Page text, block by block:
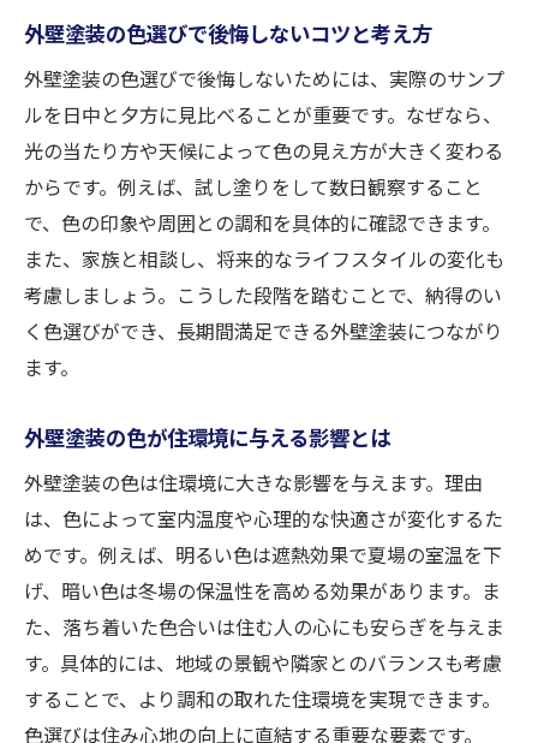
外壁塗装の色選びで後悔しないコツと考え方
外壁塗装の色選びで後悔しないためには、実際のサンプ
ルを日中と夕方に見比べることが重要です。なぜなら、
光の当たり方や天候によって色の見え方が大きく変わる
からです。例えば、試し塗りをして数日観察すること
で、色の印象や周囲との調和を具体的に確認できます。
また、家族と相談し、将来的なライフスタイルの変化も
考慮しましょう。こうした段階を踏むことで、納得のい
く色選びができ、長期間満足できる外壁塗装につながり
ます。
外壁塗装の色が住環境に与える影響とは
外壁塗装の色は住環境に大きな影響を与えます。理由
は、色によって室内温度や心理的な快適さが変化するた
めです。例えば、明るい色は遮熱効果で夏場の室温を下
げ、暗い色は冬場の保温性を高める効果があります。ま
た、落ち着いた色合いは住む人の心にも安らぎを与えま
す。具体的には、地域の景観や隣家とのバランスも考慮
することで、より調和の取れた住環境を実現できます。
色選びは住み心地の向上に直結する重要な要素です。